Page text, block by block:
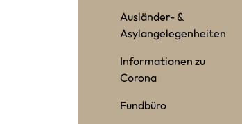
Ausländer- &
Asylangelegenheiten
Informationen zu
Corona
Fundbüro